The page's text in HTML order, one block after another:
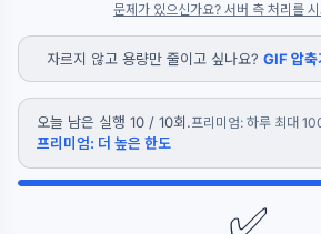
문제가 있으신가요? 서버 측 처리를
자르지 않고 용량만 줄이고 싶나요? GIF 압축
오늘 남은 실행 10 / 10회.프리미엄: 하루 최대
프리미엄: 더 높은 한도